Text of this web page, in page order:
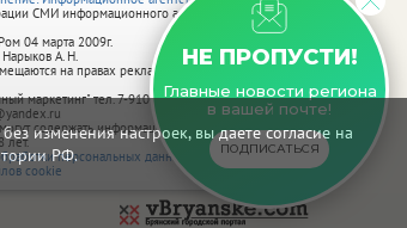
изменения настроек, вы даете согласие на
РФ.
НЕ ПРОПУСТИ!
Главные новости региона
в вашей почте!
ПОДПИСАТЬСЯ
СМИ информационного агентства vRossii.ru
04 марта 2009г.
А. Н.
на правах рекламы.
маркетинг" тел. 7-910-267-70-40,
содержать информацию, не предназначенную
лет.
персональных данных
cookie